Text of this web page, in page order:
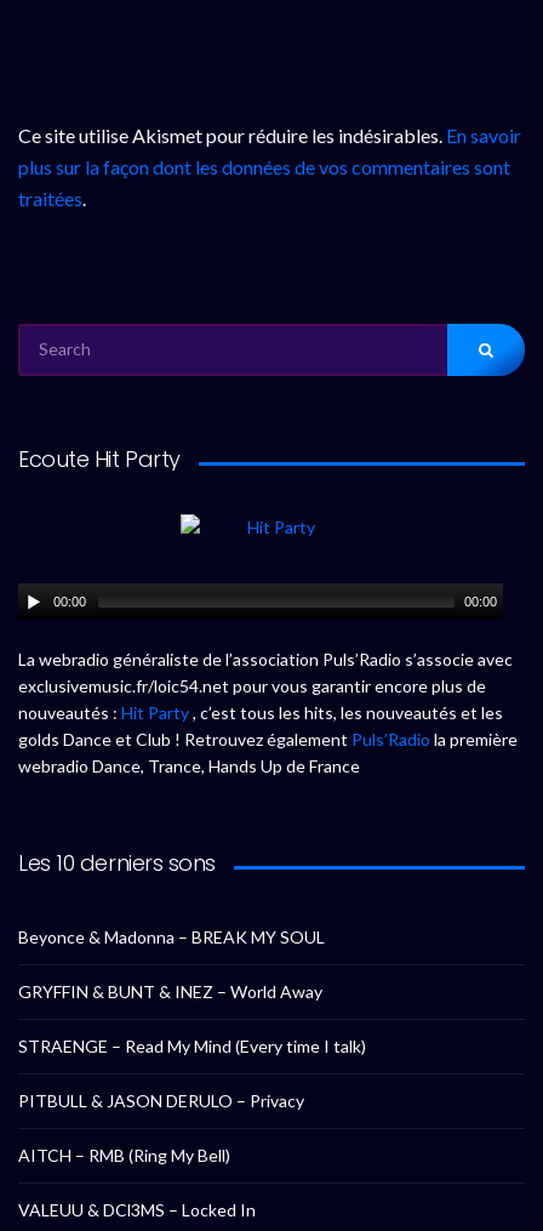
Ce site utilise Akismet pour réduire les indésirables. En savoir
plus sur la façon dont les données de vos commentaires sont
traitées.
FOR:
Ecoute Hit Party
00:00 00:00
La webradio généraliste de l’association Puls’Radio s’associe avec
exclusivemusic.fr/loic54.net pour vous garantir encore plus de
nouveautés : Hit Party, c’est tous les hits, les nouveautés et les
golds Dance et Club ! Retrouvez également Puls’Radio la première
webradio Dance, Trance, Hands Up de France
Les 10 derniers sons
Beyonce & Madonna – BREAK MY SOUL
GRYFFIN & BUNT & INEZ – World Away
STRAENGE – Read My Mind (Every time I talk)
PITBULL & JASON DERULO – Privacy
AITCH – RMB (Ring My Bell)
VALEUU & DCl3MS – Locked In